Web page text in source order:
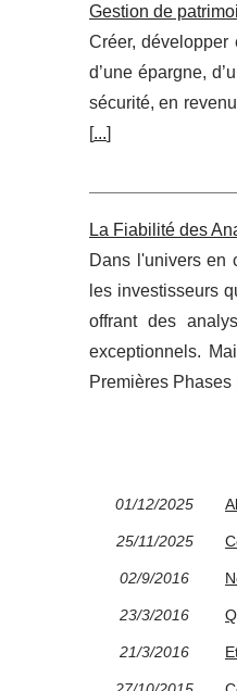
Gestion de
Créer, développer
d’une épargne,
sécurité, en
[...]
La Fiabilité des
Dans l'univers en
les investisseurs
offrant des
exceptionnels.
Premières Phases
01/12/2025
25/11/2025
02/9/2016
23/3/2016
21/3/2016